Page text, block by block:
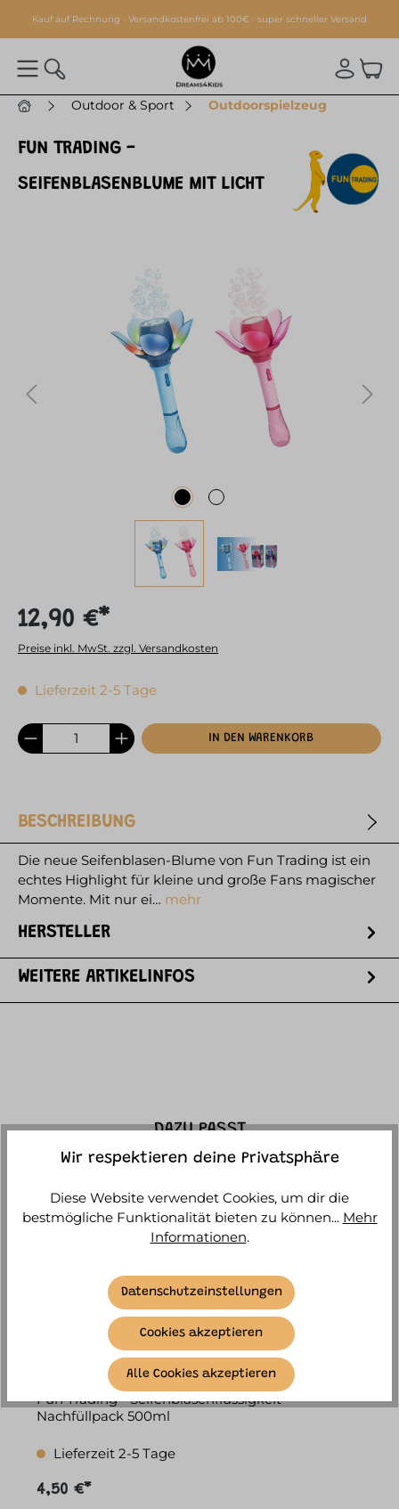
springen
Kauf auf Rechnung · Versandkostenfrei ab 100€ · super schneller Versand
Outdoor & Sport Outdoorspielzeug
FUN TRADING -
SEIFENBLASENBLUME MIT LICHT
Bildergalerie überspringen
12,90 €*
Preise inkl. MwSt. zzgl. Versandkosten
Lieferzeit 2-5 Tage
IN DEN WARENKORB
BESCHREIBUNG
Die neue Seifenblasen-Blume von Fun Trading ist ein
echtes Highlight für kleine und große Fans magischer
Momente. Mit nur ei… mehr
HERSTELLER
WEITERE ARTIKELINFOS
DAZU PASST
Fun Trading - Seifenblasenflüssigkeit
Nachfüllpack 500ml
Lieferzeit 2-5 Tage
4,50 €*
Wir respektieren deine Privatsphäre
Diese Website verwendet Cookies, um dir die
bestmögliche Funktionalität bieten zu können... Mehr
Informationen.
Datenschutzeinstellungen
Cookies akzeptieren
Alle Cookies akzeptieren